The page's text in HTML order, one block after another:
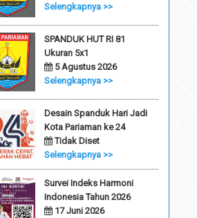
Selengkapnya >>
SPANDUK HUT RI 81
Ukuran 5x1
5 Agustus 2026
Selengkapnya >>
Desain Spanduk Hari Jadi
Kota Pariaman ke 24
Tidak Diset
Selengkapnya >>
Survei Indeks Harmoni
Indonesia Tahun 2026
17 Juni 2026